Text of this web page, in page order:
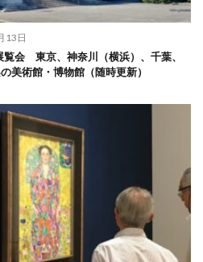
13日
会 東京、神奈川（横浜）、千葉、
美術館・博物館（随時更新）